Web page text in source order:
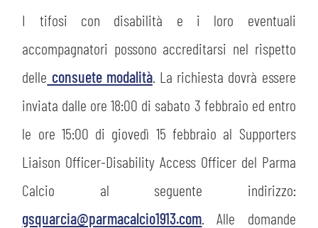
I tifosi con disabilità e i loro eventuali
accompagnatori possono accreditarsi nel rispetto
delle consuete modalità. La richiesta dovrà essere
inviata dalle ore 18:00 di sabato 3 febbraio ed entro
le ore 15:00 di giovedì 15 febbraio al Supporters
Liaison Officer-Disability Access Officer del Parma
Calcio al seguente indirizzo:
gsquarcia@parmacalcio1913.com . Alle domande
sempre abilitati
ACCETTA E SALVA